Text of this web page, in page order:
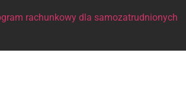
rachunkowy dla samozatrudnionych